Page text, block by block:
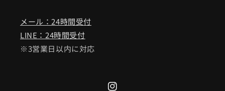
メール：24時間受付
LINE：24時間受付
※3営業日以内に対応